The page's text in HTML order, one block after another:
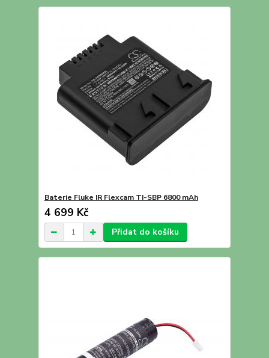
Baterie Fluke IR Flexcam TI-SBP 6800 mAh
4 699 Kč
Přidat do košíku